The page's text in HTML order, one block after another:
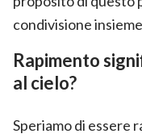
condivisione
Rapimento
al cielo?
Speriamo di essere